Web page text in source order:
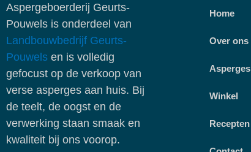
Aspergeboerderij Geurts-
Pouwels is onderdeel van
Landbouwbedrijf Geurts-
Pouwels en is volledig
gefocust op de verkoop van
verse asperges aan huis. Bij
de teelt, de oogst en de
verwerking staan smaak en
kwaliteit bij ons voorop.
Home
Over ons
Asperges
Winkel
Recepten